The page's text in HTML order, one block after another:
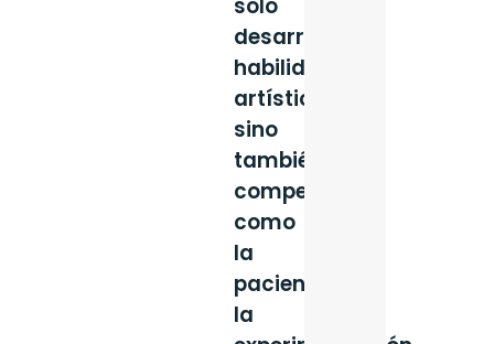
solo
desarrolla
habilidades
artísticas,
sino
también
competencias
como
la
paciencia,
la